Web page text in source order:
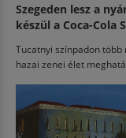
Szegeden lesz a
készül a Coca-Cola
Tucatnyi színpadon
hazai zenei élet